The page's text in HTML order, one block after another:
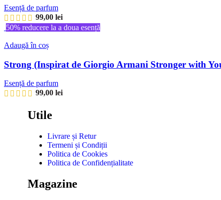
Esență de parfum
99,00 lei
50% reducere la a doua esență
Adaugă în coș
Strong (Inspirat de Giorgio Armani Stronger with
Esență de parfum
99,00 lei
Utile
Livrare și Retur
Termeni și Condiții
Politica de Cookies
Politica de Confidențialitate
Magazine